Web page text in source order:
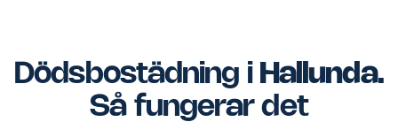
Dödsbostädning i Hallunda.
Så fungerar det